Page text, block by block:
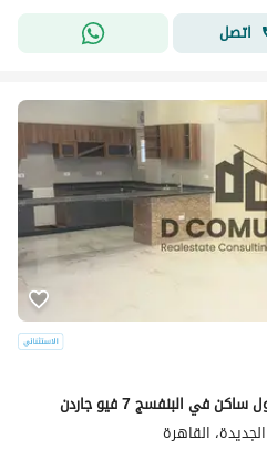
اتصل
في البنفسج 7 فيو جاردن